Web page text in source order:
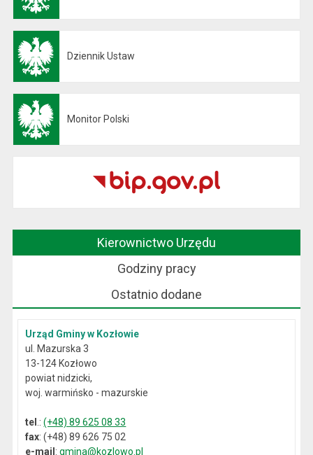
Dziennik Ustaw
Monitor Polski
Kierownictwo Urzędu
Godziny pracy
Ostatnio dodane
Urząd Gminy w Kozłowie
ul. Mazurska 3
13-124 Kozłowo
powiat nidzicki,
woj. warmińsko - mazurskie
tel .:(+48) 89 625 08 33
fax: (+48) 89 626 75 02
e-mail:gmina@kozlowo.pl